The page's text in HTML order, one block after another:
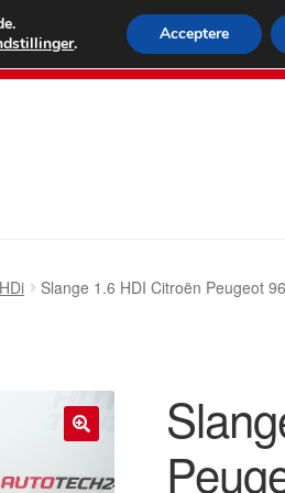
FEDEX
80 82
Slange 1.6 HDI Citroën Peugeot
. Acceptere